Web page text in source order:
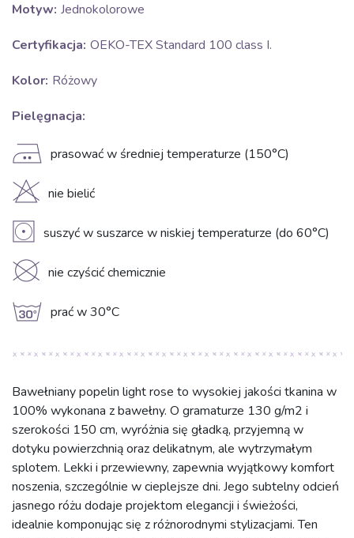
Motyw: Jednokolorowe
Certyfikacja: OEKO-TEX Standard 100 class I.
Kolor: Różowy
Pielęgnacja:
E prasować w średniej temperaturze (150°C)
H nie bielić
V suszyć w suszarce w niskiej temperaturze (do 60°C)
K nie czyścić chemicznie
g prać w 30°C
Bawełniany popelin light rose to wysokiej jakości tkanina w
100% wykonana z bawełny. O gramaturze 130 g/m2 i
szerokości 150 cm, wyróżnia się gładką, przyjemną w
dotyku powierzchnią oraz delikatnym, ale wytrzymałym
splotem. Lekki i przewiewny, zapewnia wyjątkowy komfort
noszenia, szczególnie w cieplejsze dni. Jego subtelny odcień
jasnego różu dodaje projektom elegancji i świeżości,
idealnie komponując się z różnorodnymi stylizacjami. Ten